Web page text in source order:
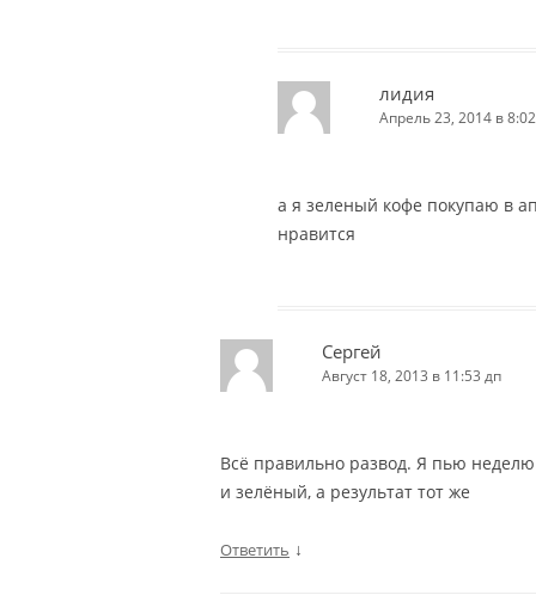
лидия
Апрель 23, 2014 в
а я зеленый кофе покупаю в
нравится
Сергей
Август 18, 2013 в 11:53 дп
Всё правильно развод. Я пью
и зелёный, а результат тот же
Ответить ↓